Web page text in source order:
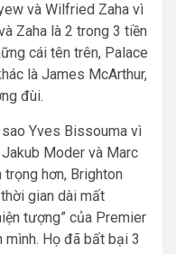
và Wilfried Zaha vì
Zaha là 2 trong 3 tiền
cái tên trên, Palace
là James McArthur,
đùi.
Yves Bissouma vì
Moder và Marc
trọng hơn, Brighton
gian dài mất
tượng” của Premier
mình. Họ đã bất bại 3